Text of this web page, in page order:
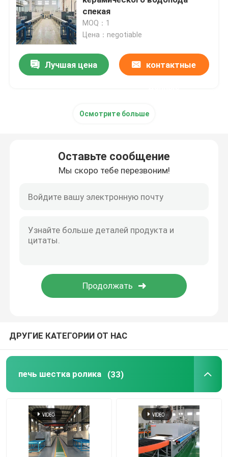
печь пояса сетки
Тип печь коробки
печь тоннеля
печь вагонетки
печь шестка ролика
Мебель печи
спекая
MOQ：1
Цена：negotiable
Лучшая цена контактные
Осмотрите больше
Оставьте сообщение
Мы скоро тебе перезвоним!
ДРУГИЕ КАТЕГОРИИ ОТ НАС
печь шестка ролика (33)